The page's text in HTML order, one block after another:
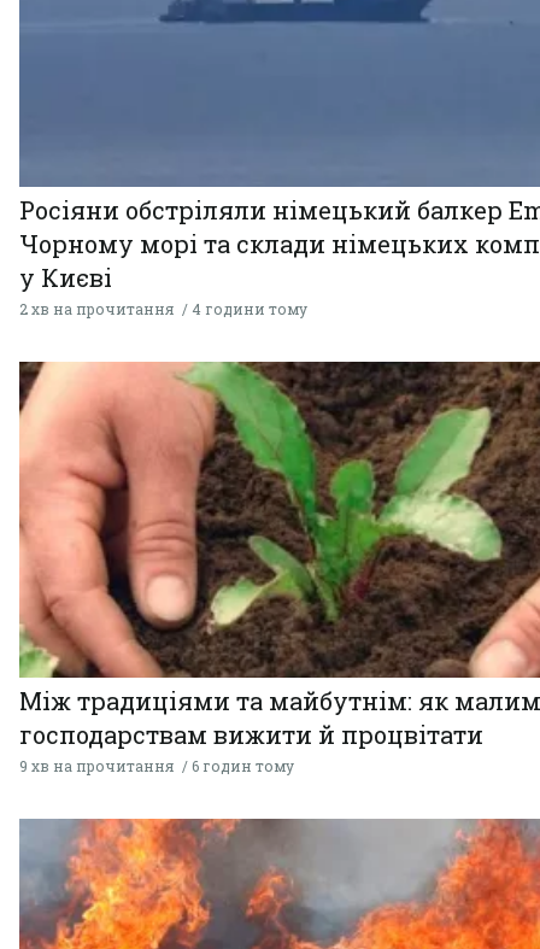
Росіяни обстріляли німецький балкер
Чорному морі та склади німецьких
у Києві
2 хв на прочитання 4 години тому
Між традиціями та майбутнім: як малим
господарствам вижити й процвітати
9 хв на прочитання 6 годин тому